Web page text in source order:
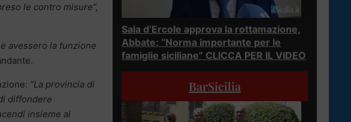
le contro misure”,
avessero la funzione
“La provincia di
diffondere
insieme ai
Sala d’Ercole approva la rottamazione,
Abbate: “Norma importante per le
famiglie siciliane” CLICCA PER IL VIDEO
BarSicilia